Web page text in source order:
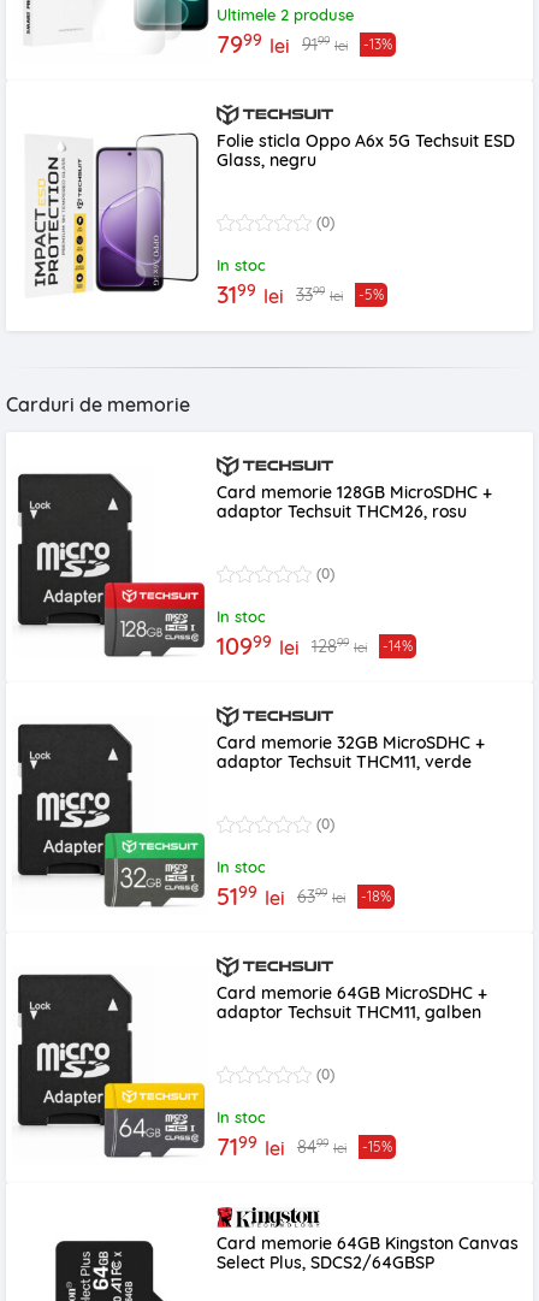
Ultimele 2 produse
7999 lei 9199 lei -13%
Folie sticla Oppo A6x 5G Techsuit ESD
Glass, negru
(0)
In stoc
3199 lei 3399 lei -5%
Carduri de memorie
Card memorie 128GB MicroSDHC +
adaptor Techsuit THCM26, rosu
(0)
In stoc
10999 lei 12899 lei -14%
Card memorie 32GB MicroSDHC +
adaptor Techsuit THCM11, verde
(0)
In stoc
5199 lei 6399 lei -18%
Card memorie 64GB MicroSDHC +
adaptor Techsuit THCM11, galben
(0)
In stoc
7199 lei 8499 lei -15%
Card memorie 64GB Kingston Canvas
Select Plus, SDCS2/64GBSP